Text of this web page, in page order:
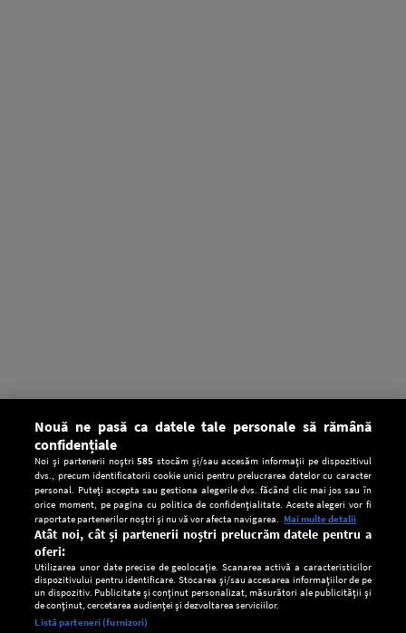
Setări:
Nouă ne pasă ca datele tale personale să rămână
confidențiale
Noi și partenerii noștri585 stocăm și/sau accesăm informații pe dispozitivul
dvs., precum identificatorii cookie unici pentru prelucrarea datelor cu caracter
personal. Puteți accepta sau gestiona alegerile dvs. făcând clic mai jos sau în
orice moment, pe pagina cu politica de confidențialitate. Aceste alegeri vor fi
raportate partenerilor noștri și nu vă vor afecta navigarea. Mai multe detalii
Atât noi, cât și partenerii noștri prelucrăm datele pentru a
oferi:
Utilizarea unor date precise de geolocație. Scanarea activă a caracteristicilor
dispozitivului pentru identificare. Stocarea și/sau accesarea informațiilor de pe
un dispozitiv. Publicitate și conținut personalizat, măsurători ale publicității și
de conținut, cercetarea audienței și dezvoltarea serviciilor.
Listă parteneri (furnizori)